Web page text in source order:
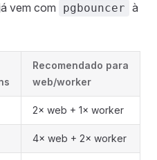
vem com pgbouncer à
Recomendado para
web/worker
2× web + 1× worker
4× web + 2× worker